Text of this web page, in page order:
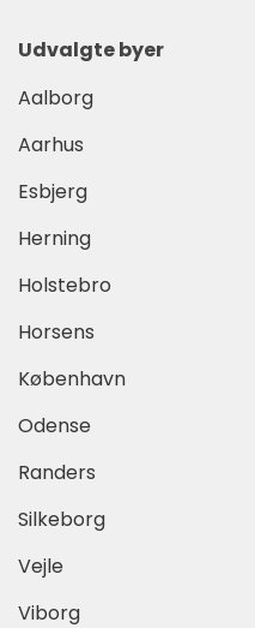
Udvalgte byer
Aalborg
Aarhus
Esbjerg
Herning
Holstebro
Horsens
København
Odense
Randers
Silkeborg
Vejle
Viborg